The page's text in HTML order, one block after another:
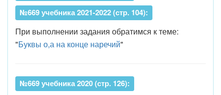
№669 учебника 2021-2022 (стр. 104):
При выполнении задания обратимся к теме:
"Буквы о,а на конце наречий"
№669 учебника 2020 (стр. 126):